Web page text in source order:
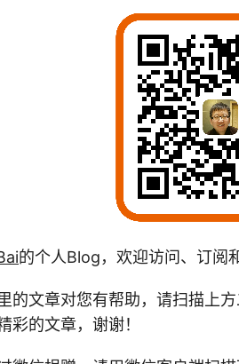
的个人Blog，欢迎访问、订阅
的文章对您有帮助，请扫描上
彩的文章，谢谢！